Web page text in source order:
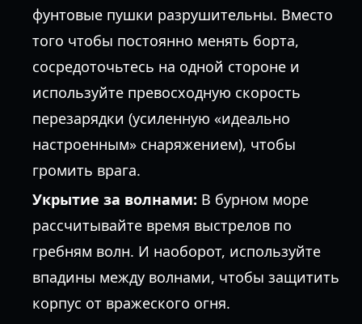
фунтовые пушки разрушительны. Вместо
того чтобы постоянно менять борта,
сосредоточьтесь на одной стороне и
используйте превосходную скорость
перезарядки (усиленную «идеально
настроенным» снаряжением), чтобы
громить врага.
Укрытие за волнами: В бурном море
рассчитывайте время выстрелов по
гребням волн. И наоборот, используйте
впадины между волнами, чтобы защитить
корпус от вражеского огня.